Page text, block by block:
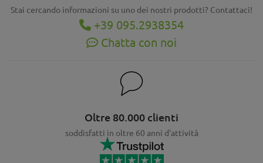
Stai cercando informazioni su uno dei nostri prodotti? Contattaci!
+39 095.2938354
Chatta con noi
Oltre 80.000 clienti
soddisfatti in oltre 60 anni d'attività